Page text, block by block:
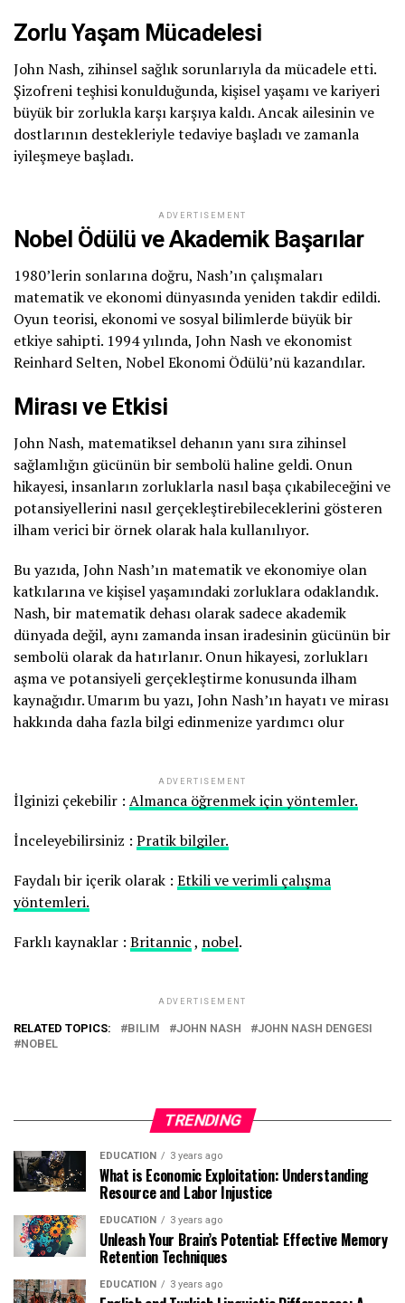
Zorlu Yaşam Mücadelesi
John Nash, zihinsel sağlık sorunlarıyla da mücadele etti.
Şizofreni teşhisi konulduğunda, kişisel yaşamı ve kariyeri
büyük bir zorlukla karşı karşıya kaldı. Ancak ailesinin ve
dostlarının destekleriyle tedaviye başladı ve zamanla
iyileşmeye başladı.
ADVERTISEMENT
Nobel Ödülü ve Akademik Başarılar
1980’lerin sonlarına doğru, Nash’ın çalışmaları
matematik ve ekonomi dünyasında yeniden takdir edildi.
Oyun teorisi, ekonomi ve sosyal bilimlerde büyük bir
etkiye sahipti. 1994 yılında, John Nash ve ekonomist
Reinhard Selten, Nobel Ekonomi Ödülü’nü kazandılar.
Mirası ve Etkisi
John Nash, matematiksel dehanın yanı sıra zihinsel
sağlamlığın gücünün bir sembolü haline geldi. Onun
hikayesi, insanların zorluklarla nasıl başa çıkabileceğini ve
potansiyellerini nasıl gerçekleştirebileceklerini gösteren
ilham verici bir örnek olarak hala kullanılıyor.
Bu yazıda, John Nash’ın matematik ve ekonomiye olan
katkılarına ve kişisel yaşamındaki zorluklara odaklandık.
Nash, bir matematik dehası olarak sadece akademik
dünyada değil, aynı zamanda insan iradesinin gücünün bir
sembolü olarak da hatırlanır. Onun hikayesi, zorlukları
aşma ve potansiyeli gerçekleştirme konusunda ilham
kaynağıdır. Umarım bu yazı, John Nash’ın hayatı ve mirası
hakkında daha fazla bilgi edinmenize yardımcı olur
ADVERTISEMENT
İlginizi çekebilir : Almanca öğrenmek için yöntemler.
İnceleyebilirsiniz : Pratik bilgiler.
Faydalı bir içerik olarak : Etkili ve verimli çalışma
yöntemleri.
Farklı kaynaklar : Britannic, nobel.
ADVERTISEMENT
RELATED TOPICS: BILIM JOHN NASH
JOHN NASH DENGESI
NOBEL
TRENDING
EDUCATION 3 years ago
What is Economic Exploitation: Understanding
Resource and Labor Injustice
EDUCATION 3 years ago
Unleash Your Brain’s Potential: Effective Memory
Retention Techniques
EDUCATION 3 years ago